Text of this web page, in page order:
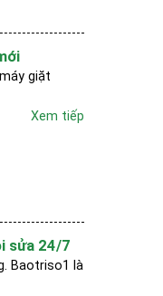
giặt
Xem tiếp
sửa 24/7
Baotriso1 là